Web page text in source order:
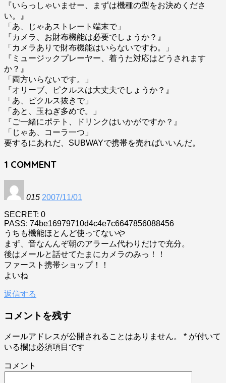
『いらっしゃいませー、まずは機種の型をお決めくださ
い。』
「あ、じゃあストレート端末で」
『カメラ、お財布機能は必要でしょうか？』
「カメラありで財布機能はいらないですわ。」
『ミュージックプレーヤー、着うた対応はどうされます
か？』
「両方いらないです。」
『オリーブ、ピクルスは大丈夫でしょうか？』
「あ、ピクルス抜きで」
「あと、玉ねぎ多めで。」
『ご一緒にポテト、ドリンクはいかがですか？』
「じゃあ、コーラ一つ」
要するにあれだ、SUBWAYで携帯を売ればいいんだ。
1 COMMENT
015 2007/11/01
SECRET: 0
PASS: 74be16979710d4c4e7c6647856088456
うちも機能ほとんど使ってないや
まず、音なんんぞ朝のアラーム代わりだけで充分。
後はメールと話せてたまにカメラのみっ！！
ファースト携帯ショップ！！
よいね
返信する
コメントを残す
メールアドレスが公開されることはありません。 * が付いて
いる欄は必須項目です
コメント